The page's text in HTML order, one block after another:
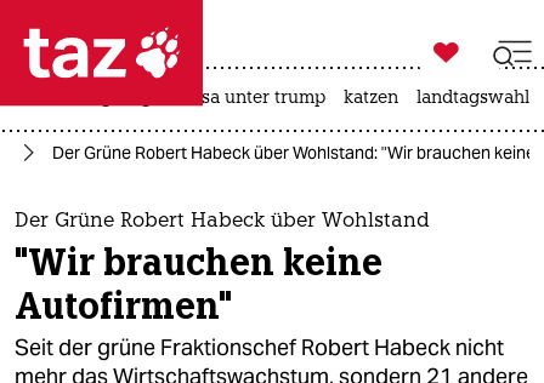
 taz zahl ich
taz zahl ich
themen
politik
öko

taz zahl ich
usa unter trump katzen landtagswahl
Der Grüne Robert Habeck über Wohlstand: "Wir brauchen keine
Der Grüne Robert Habeck über Wohlstand
"Wir brauchen keine
Autofirmen"
Seit der grüne Fraktionschef Robert Habeck nicht
mehr das Wirtschaftswachstum, sondern 21 andere